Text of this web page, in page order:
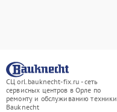
СЦ orl.bauknecht-fix.ru - сеть
сервисных центров в Орле по
ремонту и обслуживанию техники
Bauknecht